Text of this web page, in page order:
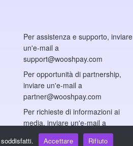
Per assistenza e supporto, inviare
un'e-mail a
support@wooshpay.com
Per opportunità di partnership,
inviare un'e-mail a
partner@wooshpay.com
Per richieste di informazioni ai
media, inviare un'e-mail a
media@wooshpay.com.
Accettare Rifiuto